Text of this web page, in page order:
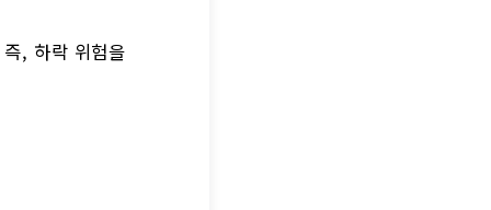
, 하락 위험을